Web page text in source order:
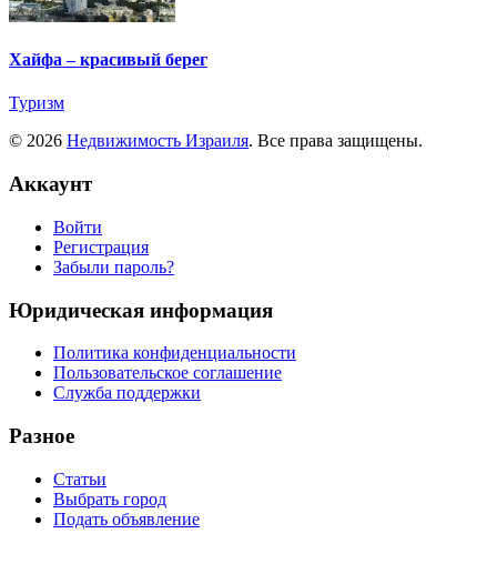
Хайфа – красивый берег
Туризм
© 2026 Недвижимость Израиля. Все права защищены.
Аккаунт
Войти
Регистрация
Забыли пароль?
Юридическая информация
Политика конфиденциальности
Пользовательское соглашение
Служба поддержки
Разное
Статьи
Выбрать город
Подать объявление